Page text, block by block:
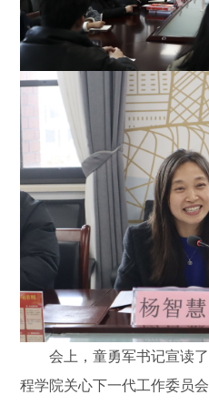
会上，童勇军书记宣读
程学院关心下一代工作委员